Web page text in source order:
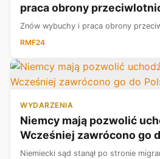
praca obrony
Znów wybuchy i praca obrony
RMF24
WYDARZENIA
Niemcy mają pozwolić
Wcześniej zawrócono go
Niemiecki sąd stanął po stronie